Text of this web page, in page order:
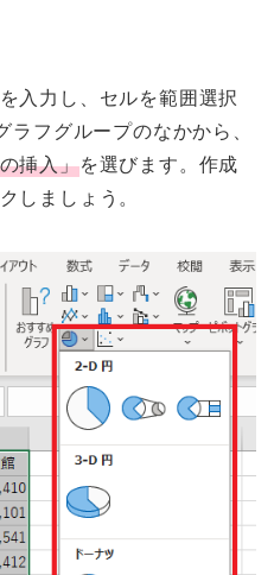
入力し、セルを範囲選択
ラフグループのなかから、
挿入」を選びます。作成
しましょう。